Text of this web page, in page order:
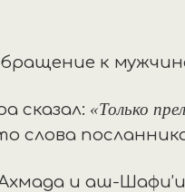
к
сказал: «Только
и аш-